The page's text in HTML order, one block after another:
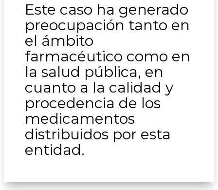
Este caso ha generado
preocupación tanto en
el ámbito
farmacéutico como en
la salud pública, en
cuanto a la calidad y
procedencia de los
medicamentos
distribuidos por esta
entidad.